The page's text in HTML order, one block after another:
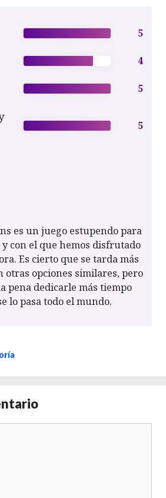
5
4
5
5
es un juego estupendo para
y con el que hemos disfrutado
Es cierto que se tarda más
otras opciones similares, pero
pena dedicarle más tiempo
lo pasa todo el mundo.